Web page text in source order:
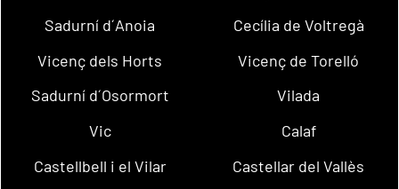
Sadurní d´Anoia
Cecília de Voltregà
Vicenç dels Horts
Vicenç de Torelló
Sadurní d´Osormort
Vilada
Vic
Calaf
Castellbell i el Vilar
Castellar del Vallès